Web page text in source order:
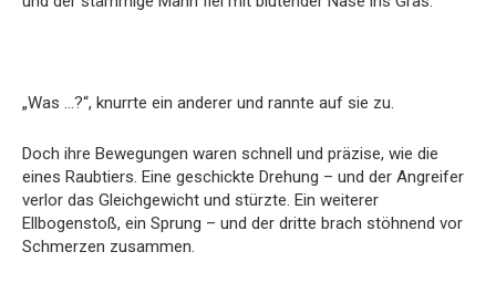
„Was …?“, knurrte ein anderer und rannte auf sie zu.
Doch ihre Bewegungen waren schnell und präzise, ​​wie die
eines Raubtiers. Eine geschickte Drehung – und der Angreifer
verlor das Gleichgewicht und stürzte. Ein weiterer
Ellbogenstoß, ein Sprung – und der dritte brach stöhnend vor
Schmerzen zusammen.